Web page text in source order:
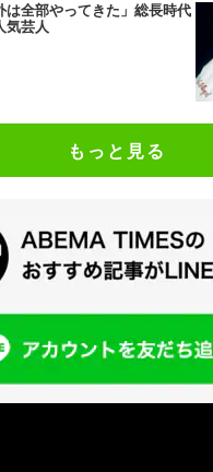
は全部やってきた」総長時代
気芸人
もっと見る